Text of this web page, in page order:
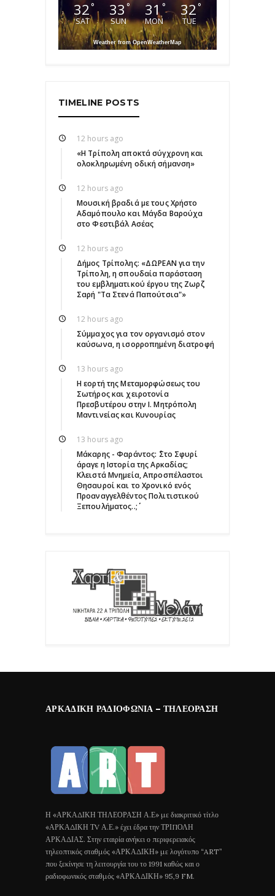
32°
SAT
33°
SUN
31 °
MON
32°
TUE
Weather from OpenWeatherMap
TIMELINE POSTS
12 hours ago
«Η Τρίπολη αποκτά σύγχρονη και
ολοκληρωμένη οδική σήμανση»
12 hours ago
Μουσική βραδιά με τους Χρήστο
Αδαμόπουλο και Μάγδα Βαρούχα
στο Φεστιβάλ Ασέας
12 hours ago
Δήμος Τρίπολης: «ΔΩΡΕΑΝ για την
Τρίπολη, η σπουδαία παράσταση
του εμβληματικού έργου της Ζωρζ
Σαρή "Τα Στενά Παπούτσια"»
12 hours ago
Σύμμαχος για τον οργανισμό στον
καύσωνα, η ισορροπημένη διατροφή
13 hours ago
Η εορτή της Μεταμορφώσεως του
Σωτήρος και χειροτονία
Πρεσβυτέρου στην Ι. Μητρόπολη
Μαντινείας και Κυνουρίας
13 hours ago
Μάκαρης - Φαράντος: ΄΄Στο Σφυρί
άραγε η Ιστορία της Αρκαδίας;
Κλειστά Μνημεία, Απροσπέλαστοι
Θησαυροί και το Χρονικό ενός
Προαναγγελθέντος Πολιτιστικού
Ξεπουλήματος..;΄΄
ΑΡΚΑΔΙΚΉ ΡΑΔΙΟΦΩΝΊΑ – ΤΗΛΕΌΡΑΣΗ
Η «ΑΡΚΑΔΙΚΗ ΤΗΛΕΟΡΑΣΗ Α.Ε» με διακριτικό τίτλο
«ΑΡΚΑΔΙΚΗ ΤV Α.Ε.» έχει έδρα την ΤΡΙΠΟΛΗ
ΑΡΚΑΔΙΑΣ. Στην εταιρία ανήκει ο περιφερειακός
τηλεοπτικός σταθμός «ΑΡΚΑΔΙΚΗ» με λογότυπο “ART”
που ξεκίνησε τη λειτουργία του το 1991 καθώς και ο
ραδιοφωνικός σταθμός «ΑΡΚΑΔΙΚΗ» 95,9 FM.